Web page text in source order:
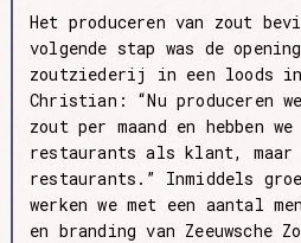
Het produceren van zout
volgende stap was de
zoutziederij in een loods
Christian: “Nu produceren
zout per maand en hebben
restaurants als klant, maar
restaurants.” Inmiddels
werken we met een aantal
en branding van